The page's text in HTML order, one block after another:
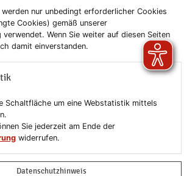
nur unbedingt erforderlicher Cookies
Cookies) gemäß unserer
Wenn Sie weiter auf diesen Seiten
damit einverstanden.
Schaltfläche um eine Webstatistik mittels
Sie jederzeit am Ende der
widerrufen.
Datenschutzhinweis